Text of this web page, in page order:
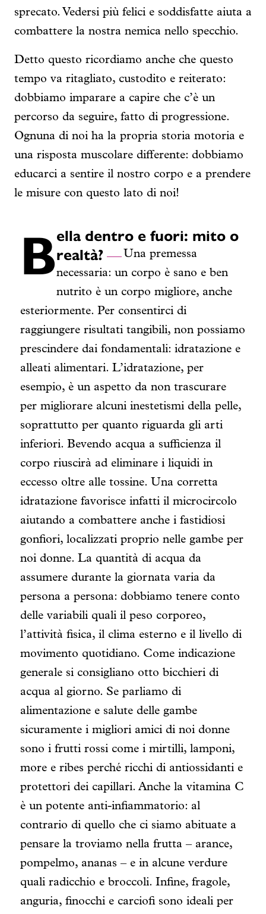
sprecato. Vedersi più felici e soddisfatte aiuta a
combattere la nostra nemica nello specchio.
Detto questo ricordiamo anche che questo
tempo va ritagliato, custodito e reiterato:
dobbiamo imparare a capire che c’è un
percorso da seguire, fatto di progressione.
Ognuna di noi ha la propria storia motoria e
una risposta muscolare differente: dobbiamo
educarci a sentire il nostro corpo e a prendere
le misure con questo lato di noi!
Bella dentro e fuori: mito o
realtà?
Una premessa
necessaria: un corpo è sano e ben
nutrito è un corpo migliore, anche
esteriormente. Per consentirci di
raggiungere risultati tangibili, non possiamo
prescindere dai fondamentali: idratazione e
alleati alimentari. L’idratazione, per
esempio, è un aspetto da non trascurare
per migliorare alcuni inestetismi della pelle,
soprattutto per quanto riguarda gli arti
inferiori. Bevendo acqua a sufficienza il
corpo riuscirà ad eliminare i liquidi in
eccesso oltre alle tossine. Una corretta
idratazione favorisce infatti il microcircolo
aiutando a combattere anche i fastidiosi
gonfiori, localizzati proprio nelle gambe per
noi donne. La quantità di acqua da
assumere durante la giornata varia da
persona a persona: dobbiamo tenere conto
delle variabili quali il peso corporeo,
l’attività fisica, il clima esterno e il livello di
movimento quotidiano. Come indicazione
generale si consigliano otto bicchieri di
acqua al giorno. Se parliamo di
alimentazione e salute delle gambe
sicuramente i migliori amici di noi donne
sono i frutti rossi come i mirtilli, lamponi,
more e ribes perché ricchi di antiossidanti e
protettori dei capillari. Anche la vitamina C
è un potente anti-infiammatorio: al
contrario di quello che ci siamo abituate a
pensare la troviamo nella frutta – arance,
pompelmo, ananas – e in alcune verdure
quali radicchio e broccoli. Infine, fragole,
anguria, finocchi e carciofi sono ideali per